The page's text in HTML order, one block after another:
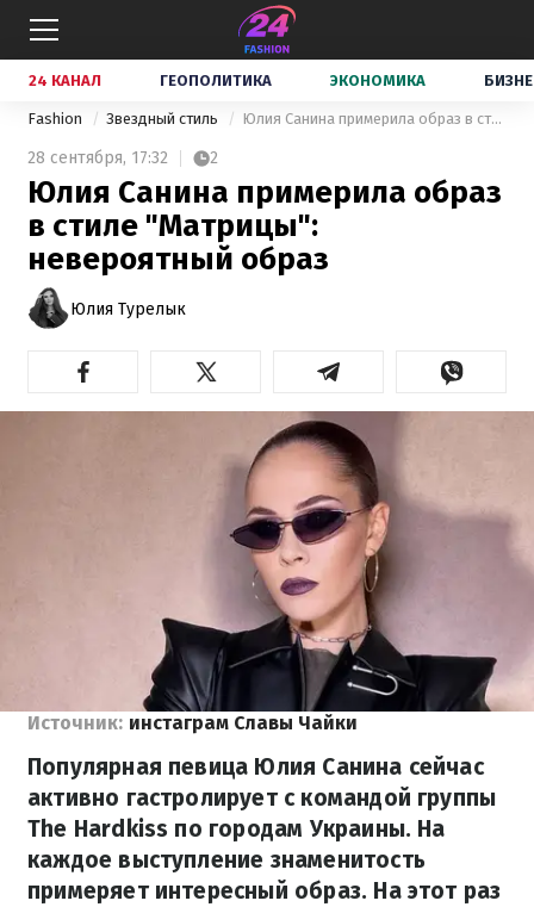
24 КАНАЛ ГЕОПОЛИТИКА ЭКОНОМИКА
Fashion Звездный стиль Юлия Санина примерила образ в стиле "Матрицы": невероятный образ
28 сентября, 17:32 2
Юлия Санина примерила образ
в стиле "Матрицы":
невероятный образ
Юлия Турелык
Источник: инстаграм Славы Чайки
Популярная певица Юлия Санина сейчас
активно гастролирует с командой группы
The Hardkiss по городам Украины. На
каждое выступление знаменитость
примеряет интересный образ. На этот раз